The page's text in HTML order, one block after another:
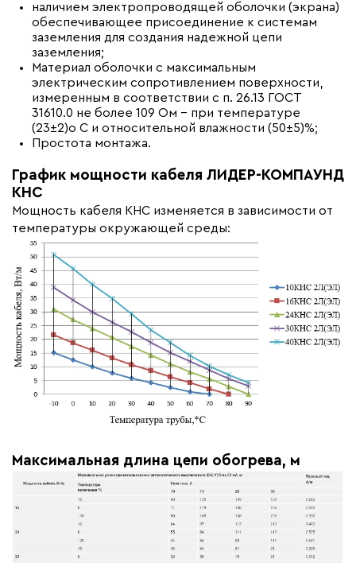
наличием электропроводящей оболочки (экрана)
обеспечивающее присоединение к системам
заземления для создания надежной цепи
заземления;
Материал оболочки с максимальным
электрическим сопротивлением поверхности,
измеренным в соответствии с п. 26.13 ГОСТ
31610.0 не более 109 Ом – при температуре
(23±2)о С и относительной влажности (50±5)%;
Простота монтажа.
График мощности кабеля ЛИДЕР-КОМПАУНД
КНС
Мощность кабеля КНС изменяется в зависимости от
температуры окружающей среды:
Максимальная длина цепи обогрева, м